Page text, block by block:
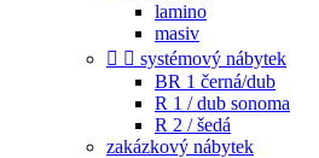
lamino
masiv
  systémový nábytek
BR 1 černá/dub
R 1 / dub sonoma
R 2 / šedá
zakázkový nábytek